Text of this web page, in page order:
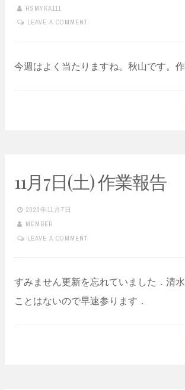
HSMYKA111
LEAVE A COMMENT
今週はよく当たりますね。秋山です。作
11月7日(土) 作業報告
2020年11月7日
MEMBER
LEAVE A COMMENT
すみません更新を忘れていました．清
ことはないので早速参ります．